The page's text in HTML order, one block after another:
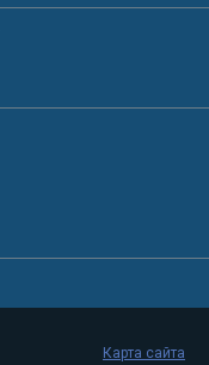
Карта сайта